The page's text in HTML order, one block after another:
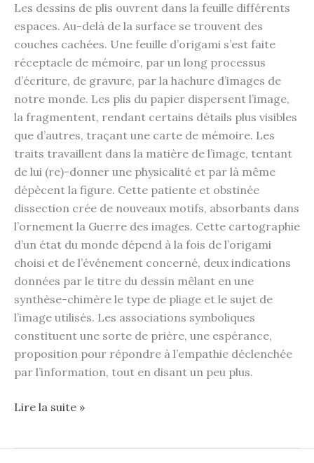
Les dessins de plis ouvrent dans la feuille différents
espaces. Au-delà de la surface se trouvent des
couches cachées. Une feuille d’origami s’est faite
réceptacle de mémoire, par un long processus
d’écriture, de gravure, par la hachure d’images de
notre monde. Les plis du papier dispersent l’image,
la fragmentent, rendant certains détails plus visibles
que d’autres, traçant une carte de mémoire. Les
traits travaillent dans la matière de l’image, tentant
de lui (re)-donner une physicalité et par là même
dépècent la figure. Cette patiente et obstinée
dissection crée de nouveaux motifs, absorbants dans
l’ornement la Guerre des images. Cette cartographie
d’un état du monde dépend à la fois de l’origami
choisi et de l’événement concerné, deux indications
données par le titre du dessin mêlant en une
synthèse-chimère le type de pliage et le sujet de
l’image utilisés. Les associations symboliques
constituent une sorte de prière, une espérance,
proposition pour répondre à l’empathie déclenchée
par l’information, tout en disant un peu plus.
Lire la suite »